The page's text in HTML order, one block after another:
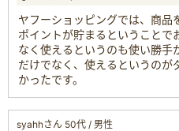
ヤフーショッピングでは、商品
ポイントが貯まるということで
なく使えるというのも使い勝手
だけでなく、使えるというのが
かったです。
syahhさん 50代 / 男性